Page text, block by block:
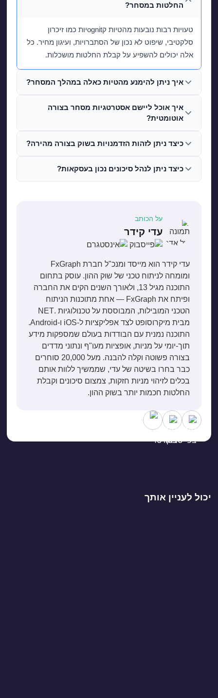
החלטות במסחר?
טעויות רבות נובעות מהטיות קognitיות כמו זיכרון
סלקטיבי, שיפוט לא נכון של הסתברויות, ועיגון מחיר. כל
אלה יכולים להשפיע על קבלת החלטות מושכלות.
איך ניתן להימנע מהטיות כאלה במהלך המסחר?
איך אוכל ליישם אסטרטגיות מסחר בצורה
אוטומטית?
כיצד ניתן לזהות הזדמנויות בשוק בצורה מהירה?
כיצד ניתן לנהל סיכונים נכון בעסקאות?
על הכותב
עדי קידר
עדי קידר הוא מייסד ומנכ"ל חברת FxGraph
ומומחה לניתוח טכני של שוק ההון. עוסק בתחום
התוכנה מגיל 13, ולאורך השנים הקים את החברה
ופיתח את FxGraph — אחת מתוכנות הניתוח
הטכני המובילות, המבוססת על טכנולוגיות .NET
מבית מיקרוסופט לצד אפליקציות ל-iOS ו-Android.
התוכנה נמנית עם הבודדות בעולם שמספקות מידע
תוך-יומי על מניות, אופציות מעו"ף ונתוני מדדים
בצורה פשוטה וקלה להבנה. מעל 20,000 סוחרים
כבר בחרו בשיטה של עדי, שממשיך ללוות אותם
בכלים לזיהוי מניות חזקות, צמצום סיכונים וקבלת
החלטות חכמות יותר בשוק ההון.
יכול לעניין אותך